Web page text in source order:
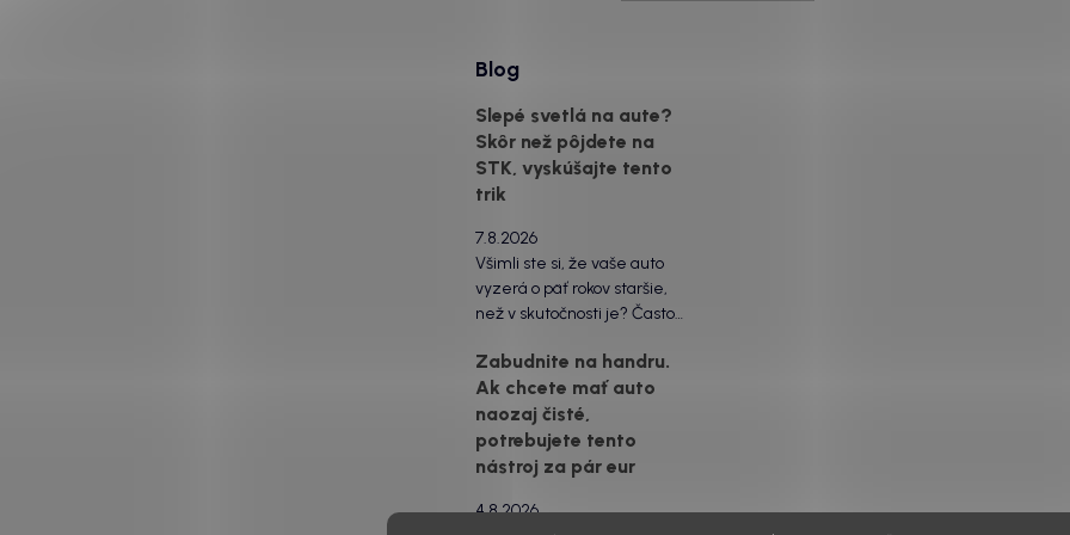
Blog
Slepé svetlá na aute?
Skôr než pôjdete na
STK, vyskúšajte tento
trik
7.8.2026
Všimli ste si, že vaše auto
vyzerá o päť rokov staršie,
než v skutočnosti je? Často
svetlomety. Ten mliečny,
drsný povrch nie je len
estetická vada. Keď slnko a soľ
urobia svoje, plexisklo začne
svetlo rozptyľovať namiesto
Zabudnite na handru.
Ak chcete mať auto
naozaj čisté,
potrebujete tento
nástroj za pár eur
4.8.2026